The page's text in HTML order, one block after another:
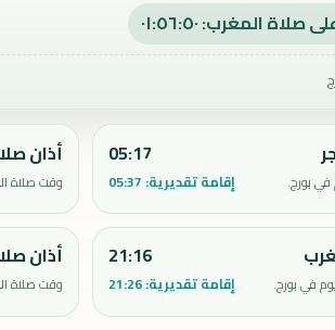
المغرب: ٠١:٥٦:٤٩
في بورج.
05:17
إقامة تقديرية: 05:37
أذان
وقت صلاة
في بورج.
21:16
إقامة تقديرية:21:26
أذان
وقت صلاة